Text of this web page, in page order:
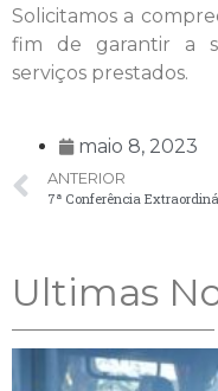
Solicitamos a
fim de garantir a
serviços prestados.
maio 8, 2023
ANTERIOR
Ultimas